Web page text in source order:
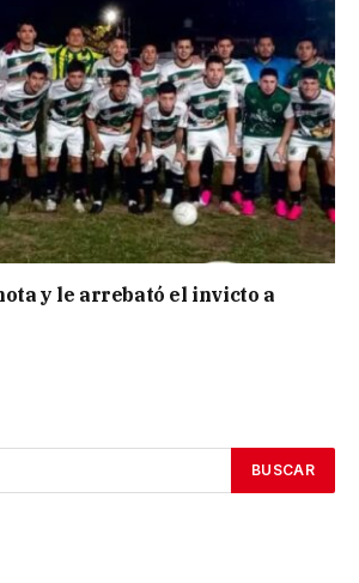
y le arrebató el invicto a